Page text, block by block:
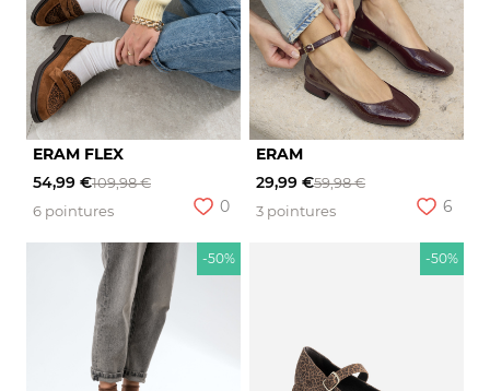
ERAM FLEX
54,99 €109,98 €
6 pointures
0
ERAM
29,99 €59,98 €
3 pointures
6
-50% -50%